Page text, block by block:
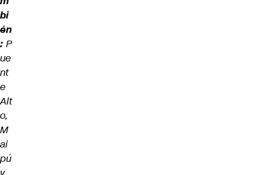
bi
én
: P
ue
nt
e
Alt
o,
M
ai
pú